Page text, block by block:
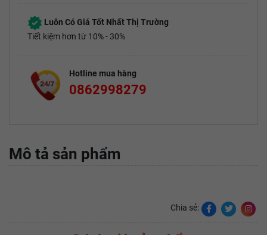
Luôn Có Giá Tốt Nhất Thị Trường
Tiết kiệm hơn từ 10% - 30%
Hotline mua hàng
0862998279
Mô tả sản phẩm
Chia sẻ: